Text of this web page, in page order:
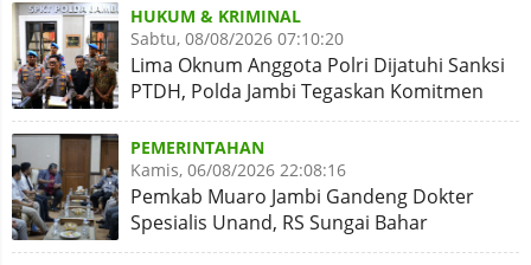
HUKUM & KRIMINAL
Sabtu, 08/08/2026 07:10:20
Lima Oknum Anggota Polri Dijatuhi Sanksi
PTDH, Polda Jambi Tegaskan Komitmen
Penegakan Kode Etik
PEMERINTAHAN
Kamis, 06/08/2026 22:08:16
Pemkab Muaro Jambi Gandeng Dokter
Spesialis Unand, RS Sungai Bahar
Disiapkan Naik Kelas